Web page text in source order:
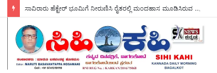
ಸಾವಿರಾರು ಹೆಕ್ಟೇರ್ ಭೂಮಿಗೆ ನೀರುಣಿಸಿ ರೈತರಲ್ಲಿ ಮಂದಹಾಸ ಮೂಡಿಸಿರುವ ಶಾಸಕ ಡಾ, ಎನ್.ಟಿ ಶ್ರೀನಿವಾಸ್ ರವರು, ಬರದ ನಾಡಿಗೆ ಗಂಗೆಯ ಕರೆತಂದು ಭಗೀರಥರಾಗಿದ್ದಾರೆ – ಎಂದು ರೈತರ ಹರ್ಷೋದ್ಗಾರ ಮುಗಿಲು ಮುಟ್ಟಿತು.